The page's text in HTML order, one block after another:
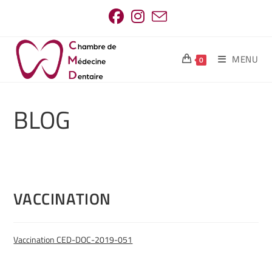
0 MENU
BLOG
VACCINATION
Vaccination CED-DOC-2019-051